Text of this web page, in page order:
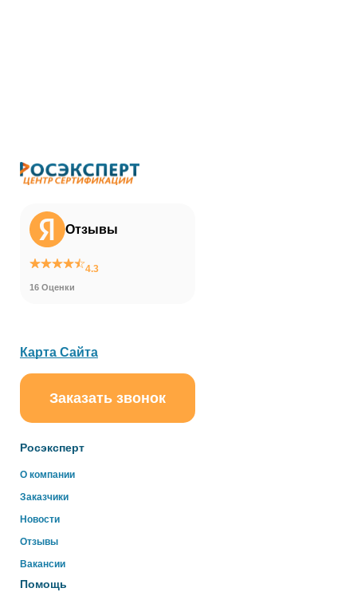
Отзывы
4.3
16 Оценки
Росэксперт
О компании
Заказчики
Новости
Отзывы
Вакансии
Помощь
Карта Сайта
Заказать звонок
online
Здравствуйте!
Свяжитесь с нами через WhatsApp нажав на кнопку